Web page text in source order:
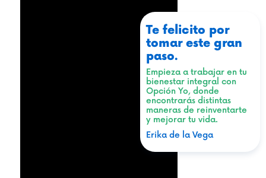
Te felicito por
tomar este gran
paso.
Empieza a trabajar en tu
bienestar integral con
Opción Yo, donde
encontrarás distintas
maneras de reinventarte
y mejorar tu vida.
Erika de la Vega